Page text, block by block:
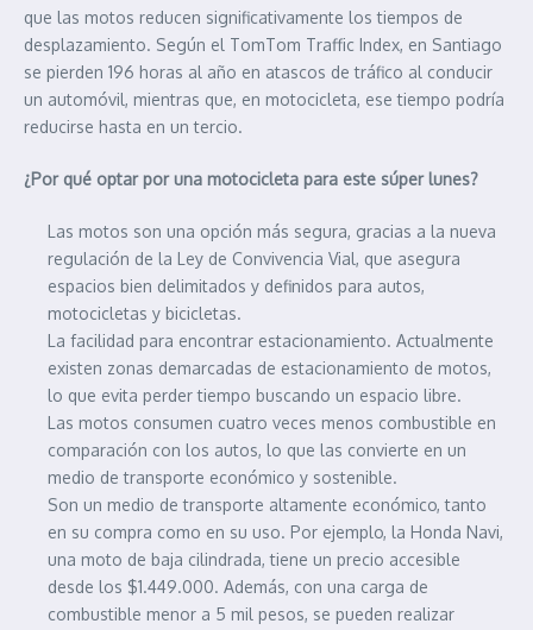
que las motos reducen significativamente los tiempos de
desplazamiento. Según el TomTom Traffic Index, en Santiago
se pierden 196 horas al año en atascos de tráfico al conducir
un automóvil, mientras que, en motocicleta, ese tiempo podría
reducirse hasta en un tercio.
¿Por qué optar por una motocicleta para este súper lunes?
Las motos son una opción más segura, gracias a la nueva
regulación de la Ley de Convivencia Vial, que asegura
espacios bien delimitados y definidos para autos,
motocicletas y bicicletas.
La facilidad para encontrar estacionamiento. Actualmente
existen zonas demarcadas de estacionamiento de motos,
lo que evita perder tiempo buscando un espacio libre.
Las motos consumen cuatro veces menos combustible en
comparación con los autos, lo que las convierte en un
medio de transporte económico y sostenible.
Son un medio de transporte altamente económico, tanto
en su compra como en su uso. Por ejemplo, la Honda Navi,
una moto de baja cilindrada, tiene un precio accesible
desde los $1.449.000. Además, con una carga de
combustible menor a 5 mil pesos, se pueden realizar